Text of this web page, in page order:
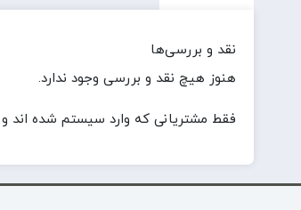
نقد و بررسی‌ها
هنوز هیچ نقد و بررسی وجود ندارد.
فقط مشتریانی که وارد سیستم شده اند و